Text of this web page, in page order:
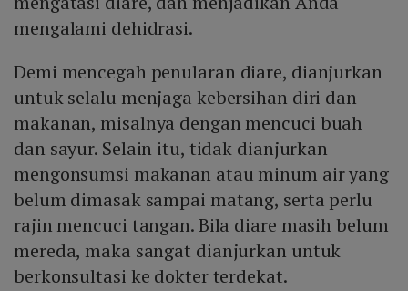
mengalami dehidrasi.
Demi mencegah penularan diare, dianjurkan
untuk selalu menjaga kebersihan diri dan
makanan, misalnya dengan mencuci buah
dan sayur. Selain itu, tidak dianjurkan
mengonsumsi makanan atau minum air yang
belum dimasak sampai matang, serta perlu
rajin mencuci tangan. Bila diare masih belum
mereda, maka sangat dianjurkan untuk
berkonsultasi ke dokter terdekat.